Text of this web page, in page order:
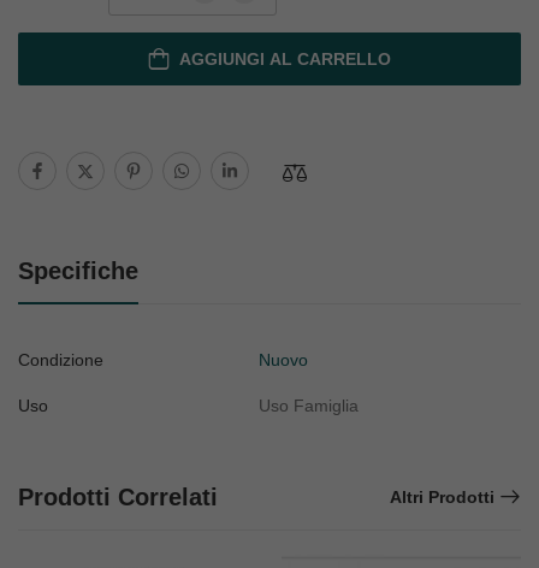
AGGIUNGI AL CARRELLO
Specifiche
Condizione Nuovo
Uso Uso Famiglia
Prodotti Correlati Altri Prodotti